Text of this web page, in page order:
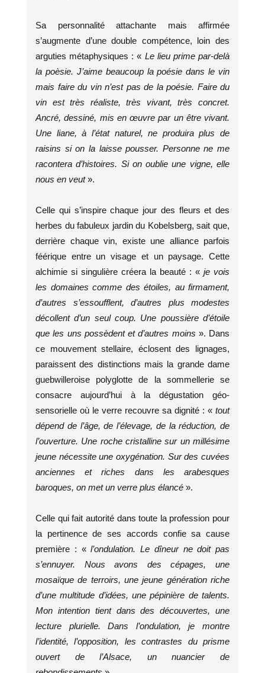
Sa personnalité attachante mais affirmée
s’augmente d’une double compétence, loin des
arguties métaphysiques : « Le lieu prime par-delà
la poèsie. J’aime beaucoup la poésie dans le vin
mais faire du vin n’est pas de la poésie. Faire du
vin est très réaliste, très vivant, très concret.
Ancré, dessiné, mis en œuvre par un être vivant.
Une liane, à l’état naturel, ne produira plus de
raisins si on la laisse pousser. Personne ne me
racontera d’histoires. Si on oublie une vigne, elle
nous en veut».
Celle qui s’inspire chaque jour des fleurs et des
herbes du fabuleux jardin du Kobelsberg, sait que,
derrière chaque vin, existe une alliance parfois
féérique entre un visage et un paysage. Cette
alchimie si singulière créera la beauté : « je vois
les domaines comme des étoiles, au firmament,
d’autres s’essoufflent, d’autres plus modestes
décollent d’un seul coup. Une poussière d’étoile
que les uns possèdent et d’autres moins ». Dans
ce mouvement stellaire, éclosent des lignages,
paraissent des distinctions mais la grande dame
guebwilleroise polyglotte de la sommellerie se
consacre aujourd’hui à la dégustation géo-
sensorielle où le verre recouvre sa dignité : « tout
dépend de l’âge, de l’élevage, de la réduction, de
l’ouverture. Une roche cristalline sur un millésime
jeune nécessite une oxygénation. Sur des cuvées
anciennes et riches dans les arabesques
baroques, on met un verre plus élancé ».
Celle qui fait autorité dans toute la profession pour
la pertinence de ses accords confie sa cause
première : «l’ondulation. Le dîneur ne doit pas
s’ennuyer. Nous avons des cépages, une
mosaïque de terroirs, une jeune génération riche
d’une multitude d’idées, une pépinière de talents.
Mon intention tient dans des découvertes, une
lecture plurielle. Dans l’ondulation, je montre
l’identité, l’opposition, les contrastes du prisme
ouvert de l’Alsace, un nuancier de